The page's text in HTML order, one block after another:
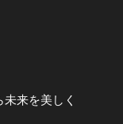
来を美しく